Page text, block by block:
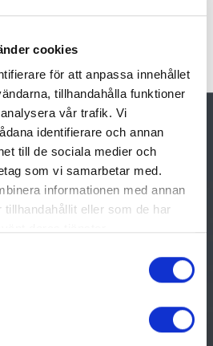
cookies
för att anpassa innehållet
tillhandahålla funktioner
vår trafik. Vi
identifierare och annan
till de sociala medier och
som vi samarbetar med.
informationen med annan
eller som de har
Bed & breakfast